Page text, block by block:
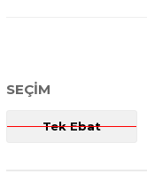
SEÇIM
Tek Ebat